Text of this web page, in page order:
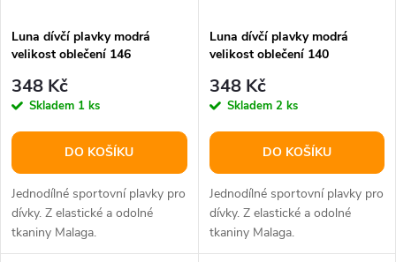
Luna dívčí plavky modrá
velikost oblečení 146
348 Kč
Skladem 1 ks
DO KOŠÍKU
Jednodílné sportovní plavky pro
dívky. Z elastické a odolné
tkaniny Malaga.
Luna dívčí plavky modrá
velikost oblečení 140
348 Kč
Skladem 2 ks
DO KOŠÍKU
Jednodílné sportovní plavky pro
dívky. Z elastické a odolné
tkaniny Malaga.